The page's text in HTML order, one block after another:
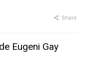
Share